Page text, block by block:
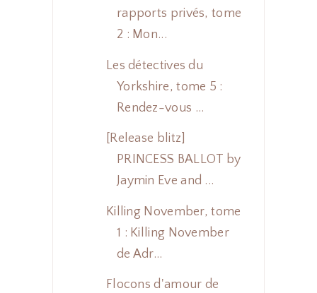
rapports privés, tome
2 : Mon...
Les détectives du
Yorkshire, tome 5 :
Rendez-vous ...
[Release blitz]
PRINCESS BALLOT by
Jaymin Eve and ...
Killing November, tome
1 : Killing November
de Adr...
Flocons d'amour de